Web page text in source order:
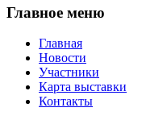
Главное меню
Главная
Новости
Участники
Карта выставки
Контакты